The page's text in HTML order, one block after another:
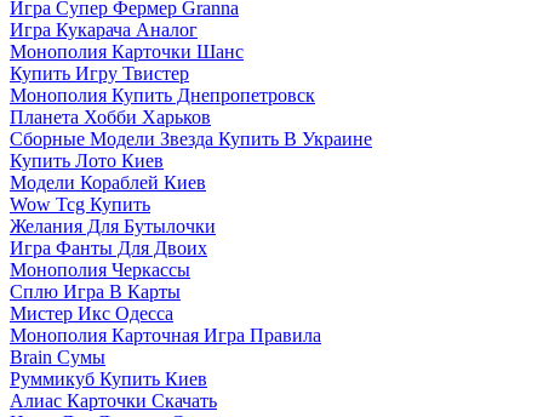
Игра Супер Фермер Granna
Игра Кукарача Аналог
Монополия Карточки Шанс
Купить Игру Твистер
Монополия Купить Днепропетровск
Планета Хобби Харьков
Сборные Модели Звезда Купить В Украине
Купить Лото Киев
Модели Кораблей Киев
Wow Tcg Купить
Желания Для Бутылочки
Игра Фанты Для Двоих
Монополия Черкассы
Сплю Игра В Карты
Мистер Икс Одесса
Монополия Карточная Игра Правила
Brain Сумы
Руммикуб Купить Киев
Алиас Карточки Скачать